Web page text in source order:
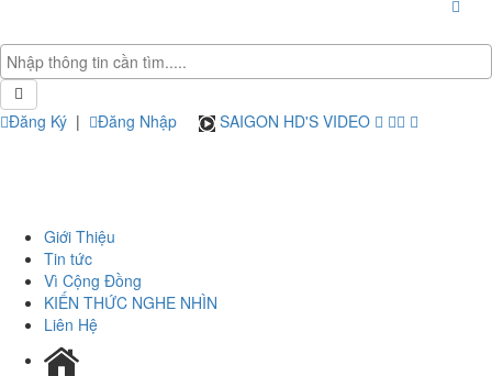
Đăng Ký | Đăng Nhập SAIGON HD'S VIDEO
Giới Thiệu
Tin tức
Vì Cộng Đồng
KIẾN THỨC NGHE NHÌN
Liên Hệ